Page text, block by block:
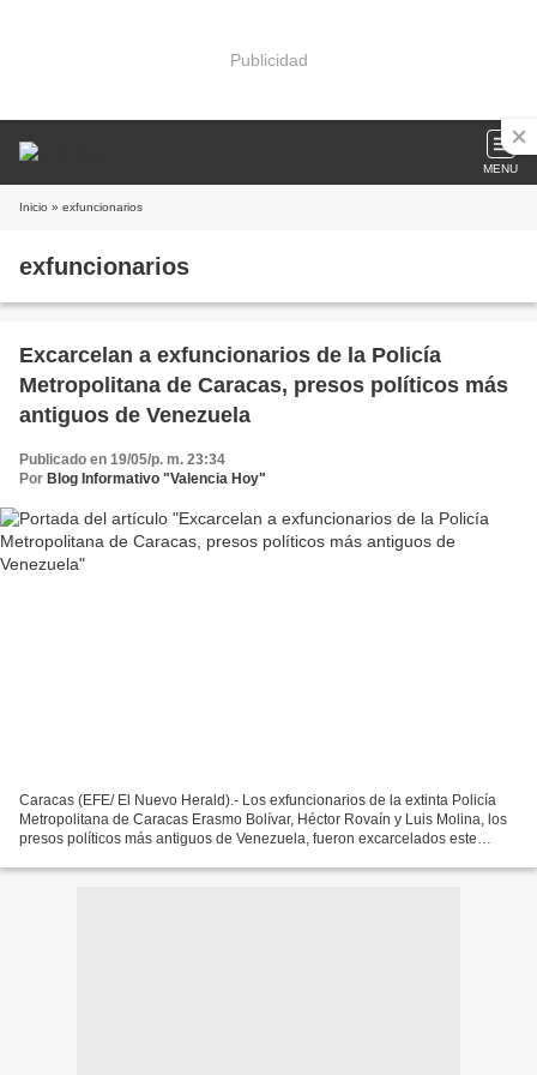
Publicidad
MENU
Inicio » exfuncionarios
exfuncionarios
Excarcelan a exfuncionarios de la Policía
Metropolitana de Caracas, presos políticos más
antiguos de Venezuela
Publicado en 19/05/p. m. 23:34
Por Blog Informativo "Valencia Hoy"
Caracas (EFE/ El Nuevo Herald).- Los exfuncionarios de la extinta Policía
Metropolitana de Caracas Erasmo Bolívar, Héctor Rovaín y Luis Molina, los
presos políticos más antiguos de Venezuela, fueron excarcelados este